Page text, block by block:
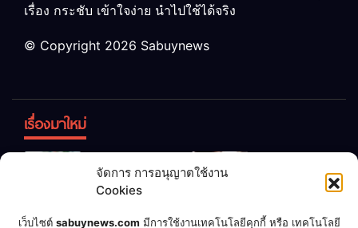
จัดการ การอนุญาตใช้งาน
Cookies
เว็บไซต์ sabuynews.com มีการใช้งานเทคโนโลยีคุกกี้ หรือ เทคโนโลยี
เรื่อง กระชับ เข้าใจง่าย นำไปใช้ได้จริง
© Copyright 2026 Sabuynews
เรื่องมาใหม่
ทิ้ง! เปลี่ยน
เป็น “ปุ๋ย
จุลินทรีย์”
หญิง 12 ขวบ
แต่งงานกับ
เชื่อพ่อแล้ว เจ้าของคาร์